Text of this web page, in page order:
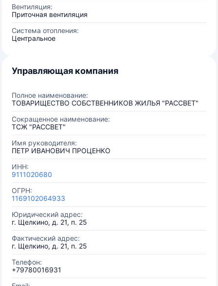
Вентиляция:
Приточная вентиляция
Система отопления:
Центральное
Управляющая компания
Полное наименование:
ТОВАРИЩЕСТВО СОБСТВЕННИКОВ ЖИЛЬЯ "РАССВЕТ"
Сокращенное наименование:
ТСЖ "РАССВЕТ"
Имя руководителя:
ПЕТР ИВАНОВИЧ ПРОЦЕНКО
ИНН:
9111020680
ОГРН:
1169102064933
Юридический адрес:
г. Щелкино, д. 21, п. 25
Фактический адрес:
г. Щелкино, д. 21, п. 25
Телефон:
+79780016931